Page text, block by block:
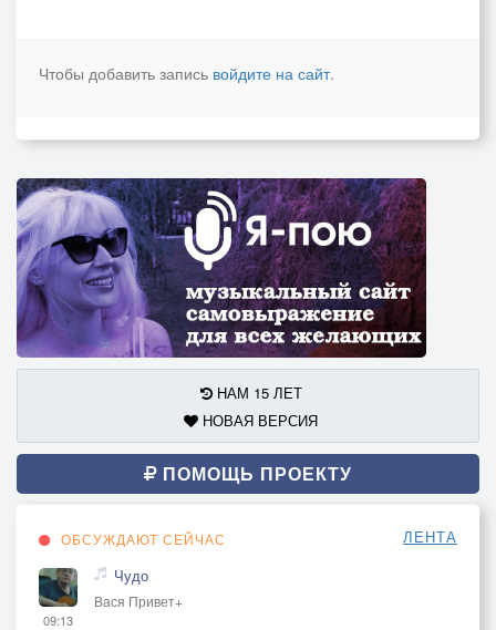
Чтобы добавить запись войдите на сайт.
НАМ 15 ЛЕТ
НОВАЯ ВЕРСИЯ
ПОМОЩЬ ПРОЕКТУ
ОБСУЖДАЮТ СЕЙЧАС ЛЕНТА
09:13
Чудо
Вася Привет+